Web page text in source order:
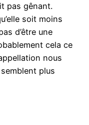
pas gênant.
soit moins
d’être une
cela ce
nous
plus